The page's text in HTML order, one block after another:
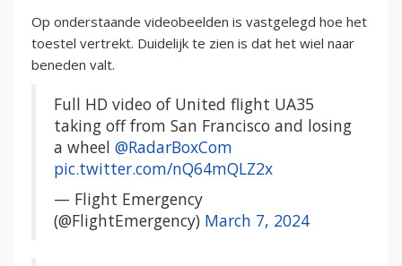
Op onderstaande videobeelden is vastgelegd hoe het
toestel vertrekt. Duidelijk te zien is dat het wiel naar
beneden valt.
Full HD video of United flight UA35
taking off from San Francisco and losing
a wheel @RadarBoxCom
pic.twitter.com/nQ64mQLZ2x
— Flight Emergency
(@FlightEmergency) March 7, 2024